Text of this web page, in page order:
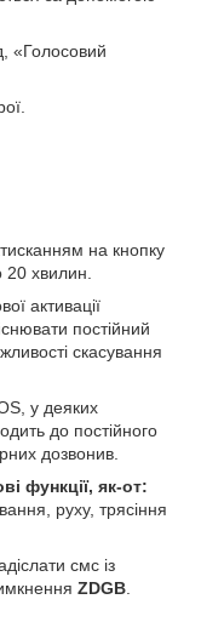
«Голосовий
на кнопку
20 хвилин.
активації
постійний
скасування
у деяких
до постійного
дозвонив.
функції, як-от:
руху, трясіння
смс із
ZDGB